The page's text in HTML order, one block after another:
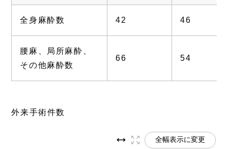
全身麻酔数 42 46
腰麻、局所麻酔、
その他麻酔数
66 54
外来手術件数
全幅表示に変更